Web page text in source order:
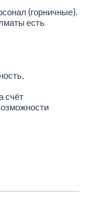
(горничные).
есть
счёт